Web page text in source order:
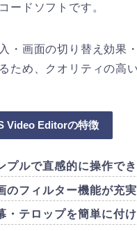
ードソフトです。
・画面の切り替え効果
ため、クオリティの高
Video Editorの特徴
プルで直感的に操作で
のフィルター機能が充
・テロップを簡単に付